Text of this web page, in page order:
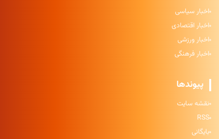
اخبار سیاسی
اخبار اقتصادی
اخبار ورزشی
اخبار فرهنگی
پیوندها
نقشه سایت
RSS
بایگانی